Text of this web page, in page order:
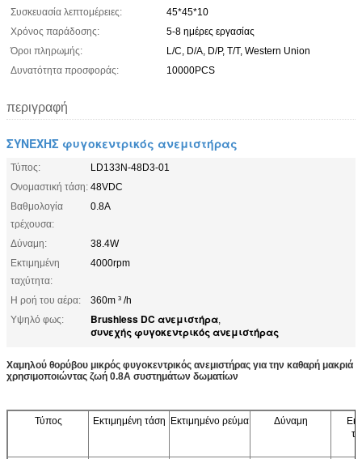
Συσκευασία λεπτομέρειες:
45*45*10
Χρόνος παράδοσης:
5-8 ημέρες εργασίας
Όροι πληρωμής:
L/C, D/A, D/P, T/T, Western Union
Δυνατότητα προσφοράς:
10000PCS
περιγραφή
ΣΥΝΕΧΗΣ φυγοκεντρικός ανεμιστήρας
Τύπος:
LD133N-48D3-01
Ονομαστική τάση: 48VDC
Βαθμολογία
τρέχουσα:
0.8A
Δύναμη:
38.4W
Εκτιμημένη
ταχύτητα:
4000rpm
Η ροή του αέρα:
360m ³ /h
Υψηλό φως:
Brushless DC ανεμιστήρα,
συνεχής φυγοκεντρικός ανεμιστήρας
Χαμηλού θορύβου μικρός φυγοκεντρικός ανεμιστήρας για την καθαρή μακριά
χρησιμοποιώντας ζωή 0.8A συστημάτων δωματίων
Τύπος Εκτιμημένη τάση Εκτιμημένο ρεύμα Δύναμη